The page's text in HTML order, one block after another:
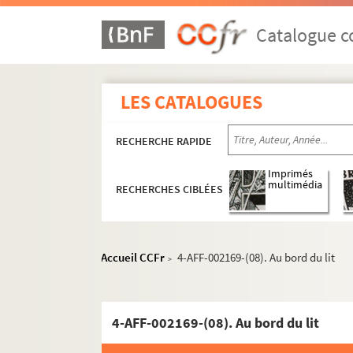
Catalogue
LES CATALOGUES
RECHERCHE RAPIDE
RECHERCHES CIBLÉES
Imprimés
multimédia
Accueil CCFr > 4-AFF-002169-(08). Au bord du lit
4-AFF-002169-(08). Au bord du lit
Eglise Saint-Philippe du Roule
Espace Beaujon
Lido de Paris
Musée du Petit Palais
Salle Pleyel
Salons Hoche
Studio Vendôme
Théâtre des Ambassadeurs
Théâtre des Ambassadeurs-Henri